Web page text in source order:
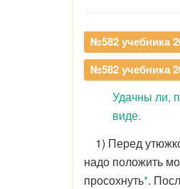
№582 учебника
№582 учебника
Удачны ли,
виде.
1) Перед
надо положить
просохнуть*.